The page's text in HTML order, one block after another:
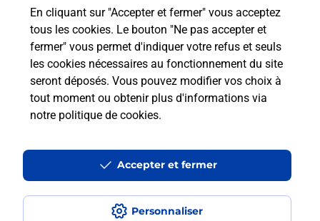
En cliquant sur "Accepter et fermer" vous acceptez
tous les cookies. Le bouton "Ne pas accepter et
fermer" vous permet d'indiquer votre refus et seuls
les cookies nécessaires au fonctionnement du site
seront déposés. Vous pouvez modifier vos choix à
tout moment ou obtenir plus d'informations via
notre politique de cookies.
Personnaliser
Accepter et fermer
Est-ce que je peux garder mon
numéro de mobile gratuitement ?
Est-ce que je peux bénéficier de la 5G
avec La Poste Mobile ?
Est-ce que je peux utiliser mon forfait
Est-ce que je peux payer mon iPhone
en plusieurs fois avec La Poste Mobile